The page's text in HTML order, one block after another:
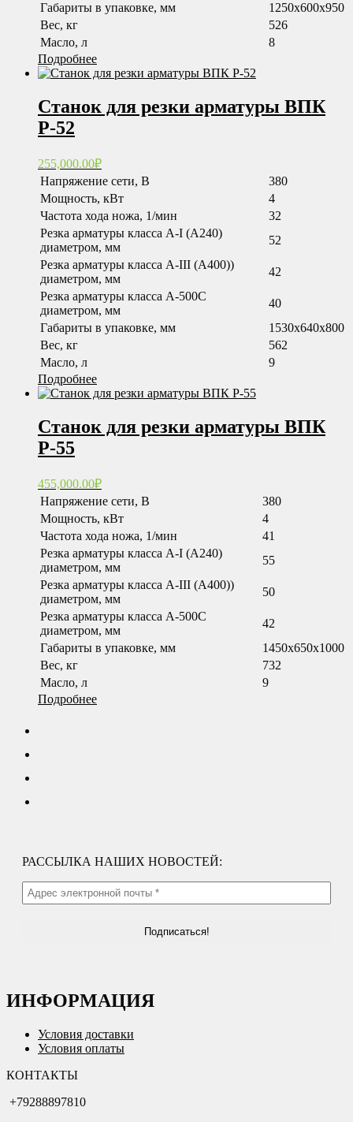
Габариты в упаковке, мм
1250х600х950
Вес, кг
526
Масло, л
8
Подробнее
Станок для резки арматуры ВПК
Р-52
255,000.00₽
Напряжение сети, В
380
Мощность, кВт
4
Частота хода ножа, 1/мин
32
Резка арматуры класса А-I (А240)
диаметром, мм
52
Резка арматуры класса А-III (А400))
диаметром, мм
42
Резка арматуры класса А-500С
диаметром, мм
40
Габариты в упаковке, мм
1530х640х800
Вес, кг
562
Масло, л
9
Подробнее
Станок для резки арматуры ВПК
Р-55
455,000.00₽
Напряжение сети, В
380
Мощность, кВт
4
Частота хода ножа, 1/мин
41
Резка арматуры класса А-I (А240)
диаметром, мм
55
Резка арматуры класса А-III (А400))
диаметром, мм
50
Резка арматуры класса А-500С
диаметром, мм
42
Габариты в упаковке, мм
1450х650х1000
Вес, кг
732
Масло, л
9
Подробнее
РАССЫЛКА НАШИХ НОВОСТЕЙ:
ИНФОРМАЦИЯ
Условия доставки
Условия оплаты
КОНТАКТЫ
+79288897810